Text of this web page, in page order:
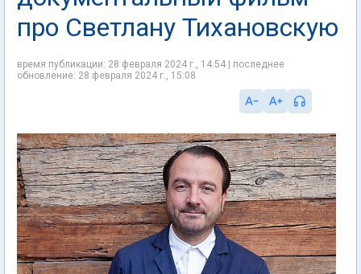
про Светлану Тихановскую
время публикации: 28 февраля 2024 г., 14:54 | последнее
обновление: 28 февраля 2024 г., 15:08